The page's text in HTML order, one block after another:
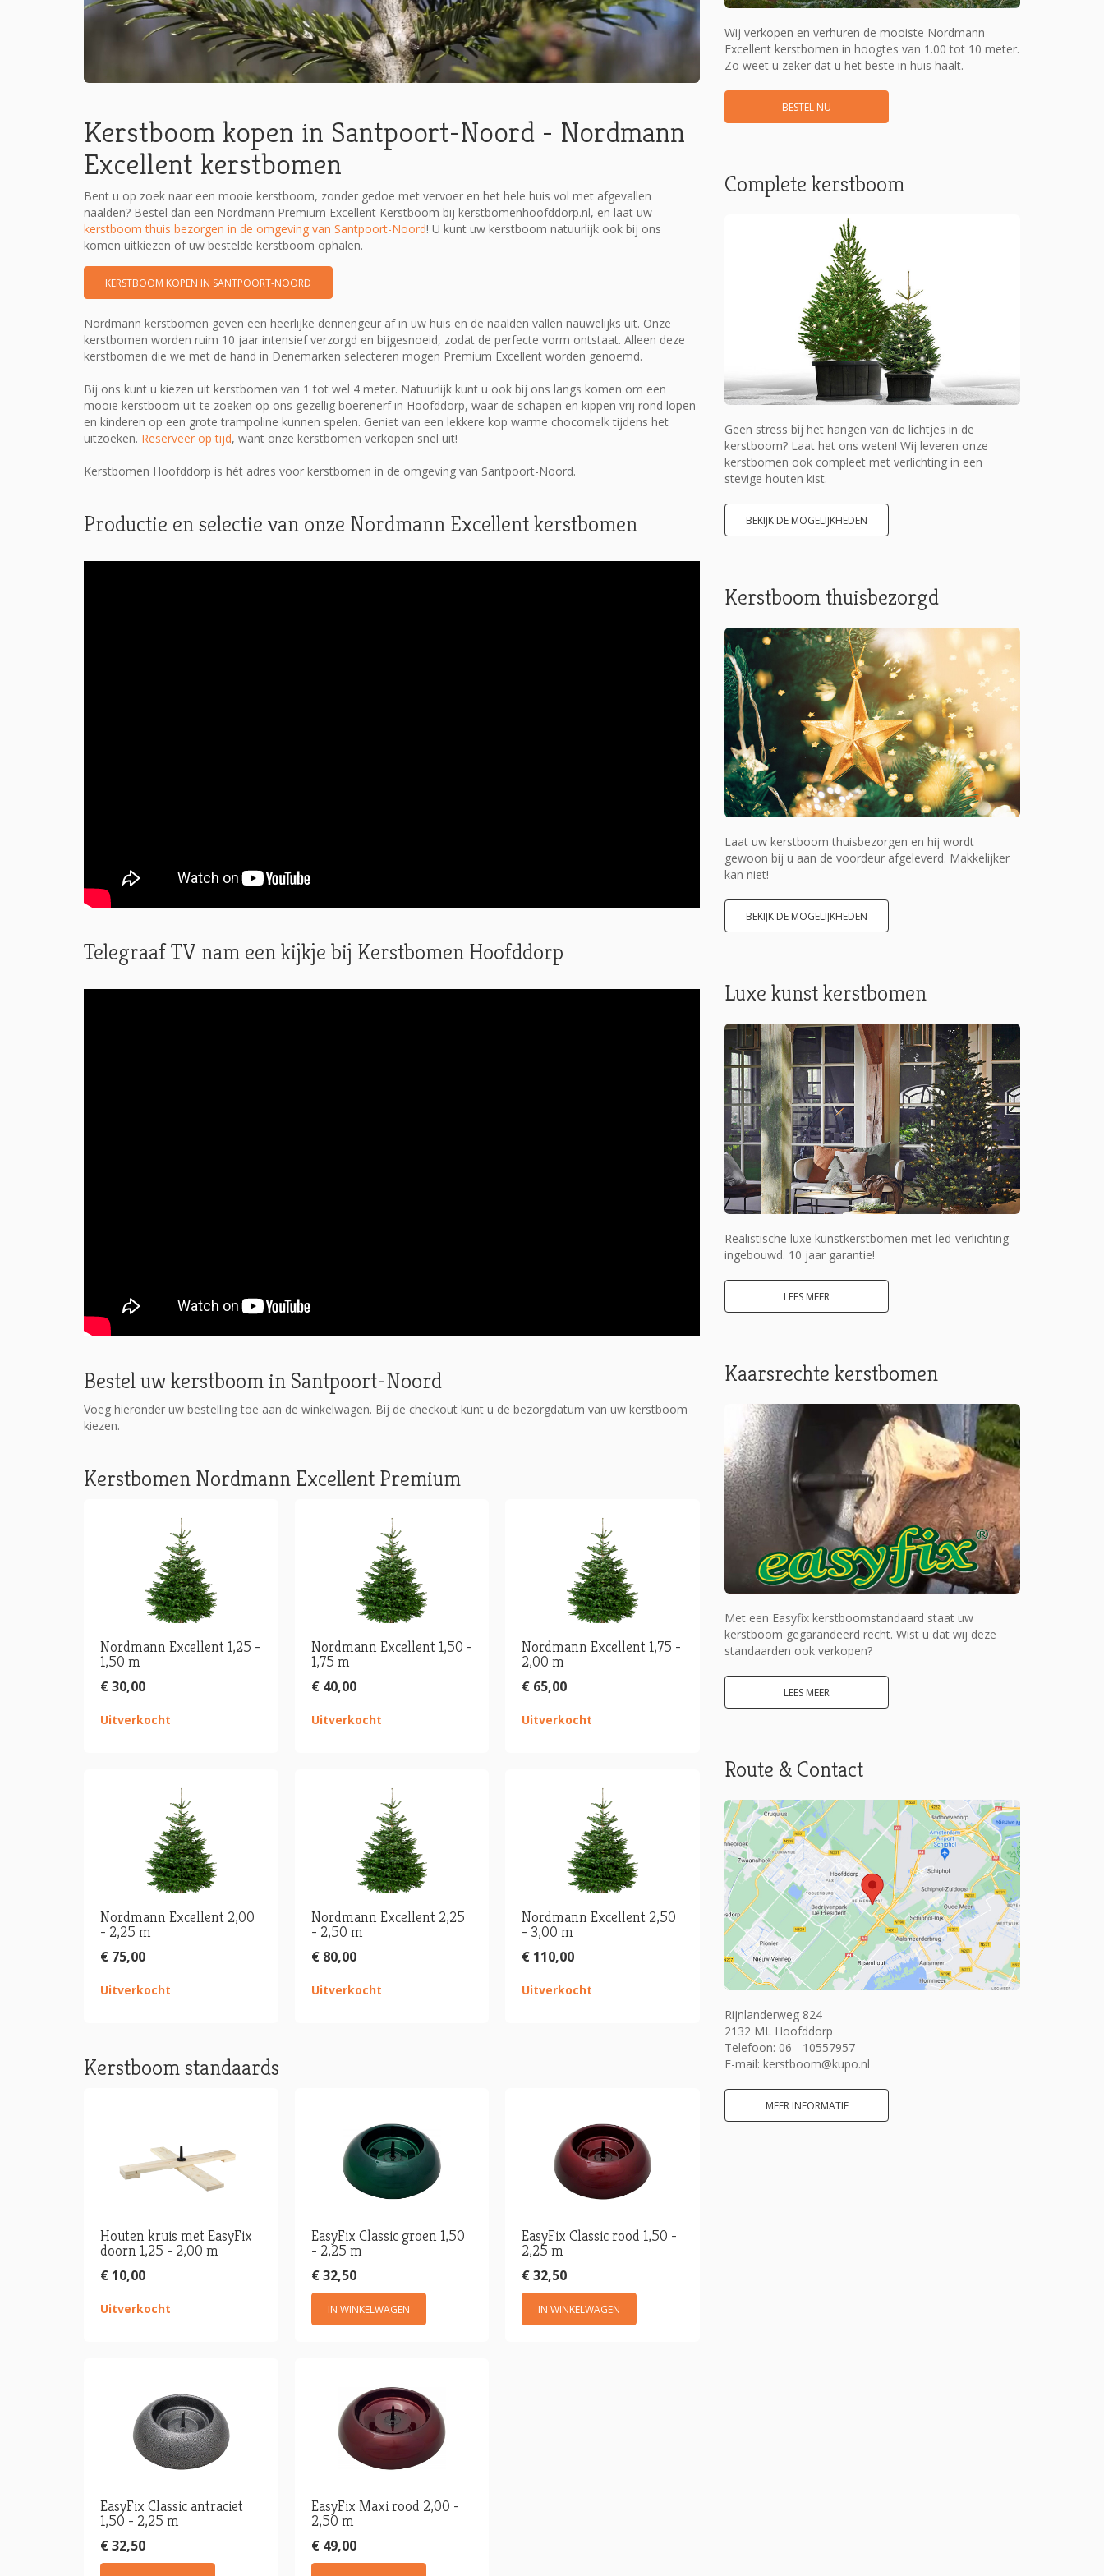
Kerstboom kopen in Santpoort-Noord - Nordmann
Excellent kerstbomen
Bent u op zoek naar een mooie kerstboom, zonder gedoe met vervoer en het hele huis vol met afgevallen
naalden? Bestel dan een Nordmann Premium Excellent Kerstboom bij kerstbomenhoofddorp.nl, en laat uw
kerstboom thuis bezorgen in de omgeving van Santpoort-Noord! U kunt uw kerstboom natuurlijk ook bij ons
komen uitkiezen of uw bestelde kerstboom ophalen.
KERSTBOOM KOPEN IN SANTPOORT-NOORD
Nordmann kerstbomen geven een heerlijke dennengeur af in uw huis en de naalden vallen nauwelijks uit. Onze
kerstbomen worden ruim 10 jaar intensief verzorgd en bijgesnoeid, zodat de perfecte vorm ontstaat. Alleen deze
kerstbomen die we met de hand in Denemarken selecteren mogen Premium Excellent worden genoemd.
Bij ons kunt u kiezen uit kerstbomen van 1 tot wel 4 meter. Natuurlijk kunt u ook bij ons langs komen om een
mooie kerstboom uit te zoeken op ons gezellig boerenerf in Hoofddorp, waar de schapen en kippen vrij rond lopen
en kinderen op een grote trampoline kunnen spelen. Geniet van een lekkere kop warme chocomelk tijdens het
uitzoeken. Reserveer op tijd, want onze kerstbomen verkopen snel uit!
Kerstbomen Hoofddorp is hét adres voor kerstbomen in de omgeving van Santpoort-Noord.
Productie en selectie van onze Nordmann Excellent kerstbomen
Telegraaf TV nam een kijkje bij Kerstbomen Hoofddorp
Bestel uw kerstboom in Santpoort-Noord
Voeg hieronder uw bestelling toe aan de winkelwagen. Bij de checkout kunt u de bezorgdatum van uw kerstboom
kiezen.
Kerstbomen Nordmann Excellent Premium
Nordmann Excellent 1,25 -
1,50 m
€ 30,00
Uitverkocht
Nordmann Excellent 1,50 -
1,75 m
€ 40,00
Uitverkocht
Nordmann Excellent 1,75 -
2,00 m
€ 65,00
Uitverkocht
Nordmann Excellent 2,00
- 2,25 m
€ 75,00
Uitverkocht
Nordmann Excellent 2,25
- 2,50 m
€ 80,00
Uitverkocht
Nordmann Excellent 2,50
- 3,00 m
€ 110,00
Uitverkocht
Kerstboom standaards
Houten kruis met EasyFix
doorn 1,25 - 2,00 m
€ 10,00
Uitverkocht
EasyFix Classic groen 1,50
- 2,25 m
€ 32,50
IN WINKELWAGEN
EasyFix Classic rood 1,50 -
2,25 m
€ 32,50
IN WINKELWAGEN
EasyFix Classic antraciet
1,50 - 2,25 m
€ 32,50
EasyFix Maxi rood 2,00 -
2,50 m
€ 49,00
Wij verkopen en verhuren de mooiste Nordmann
Excellent kerstbomen in hoogtes van 1.00 tot 10 meter.
Zo weet u zeker dat u het beste in huis haalt.
BESTEL NU
Complete kerstboom
Geen stress bij het hangen van de lichtjes in de
kerstboom? Laat het ons weten! Wij leveren onze
kerstbomen ook compleet met verlichting in een
stevige houten kist.
BEKIJK DE MOGELIJKHEDEN
Kerstboom thuisbezorgd
Laat uw kerstboom thuisbezorgen en hij wordt
gewoon bij u aan de voordeur afgeleverd. Makkelijker
kan niet!
BEKIJK DE MOGELIJKHEDEN
Luxe kunst kerstbomen
Realistische luxe kunstkerstbomen met led-verlichting
ingebouwd. 10 jaar garantie!
LEES MEER
Kaarsrechte kerstbomen
Met een Easyfix kerstboomstandaard staat uw
kerstboom gegarandeerd recht. Wist u dat wij deze
standaarden ook verkopen?
LEES MEER
Route & Contact
Rijnlanderweg 824
2132 ML Hoofddorp
Telefoon: 06 - 10557957
E-mail: kerstboom@kupo.nl
MEER INFORMATIE